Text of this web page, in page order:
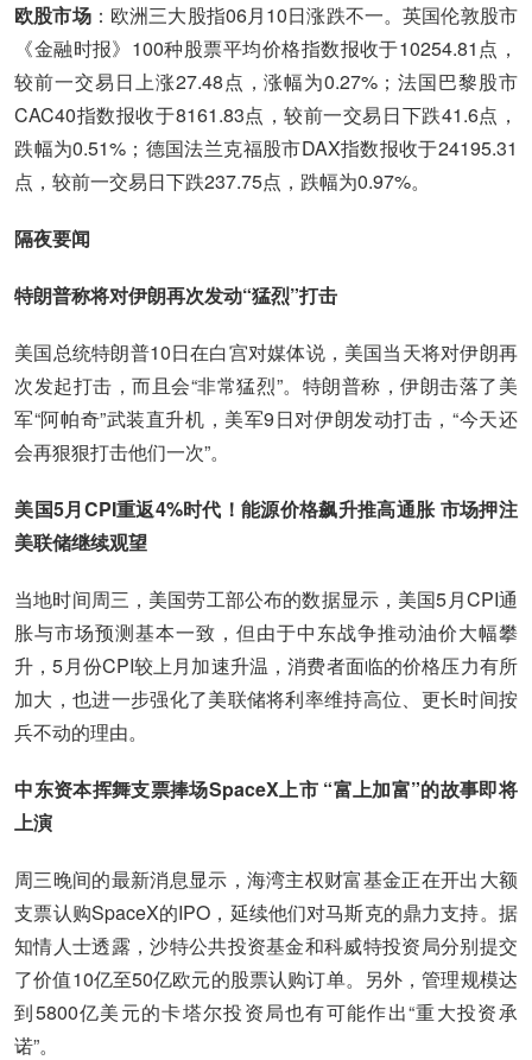
欧股市场：欧洲三大股指06月10日涨跌不一。英国伦敦股市
《金融时报》100种股票平均价格指数报收于10254.81点，
较前一交易日上涨27.48点，涨幅为0.27%；法国巴黎股市
CAC40指数报收于8161.83点，较前一交易日下跌41.6点，
跌幅为0.51%；德国法兰克福股市DAX指数报收于24195.31
点，较前一交易日下跌237.75点，跌幅为0.97%。
隔夜要闻
特朗普称将对伊朗再次发动“猛烈”打击
美国总统特朗普10日在白宫对媒体说，美国当天将对伊朗再
次发起打击，而且会“非常猛烈”。特朗普称，伊朗击落了美
军“阿帕奇”武装直升机，美军9日对伊朗发动打击，“今天还
会再狠狠打击他们一次”。
美国5月CPI重返4%时代！能源价格飙升推高通胀 市场押注
美联储继续观望
当地时间周三，美国劳工部公布的数据显示，美国5月CPI通
胀与市场预测基本一致，但由于中东战争推动油价大幅攀
升，5月份CPI较上月加速升温，消费者面临的价格压力有所
加大，也进一步强化了美联储将利率维持高位、更长时间按
兵不动的理由。
中东资本挥舞支票捧场SpaceX上市 “富上加富”的故事即将
上演
周三晚间的最新消息显示，海湾主权财富基金正在开出大额
支票认购SpaceX的IPO，延续他们对马斯克的鼎力支持。据
知情人士透露，沙特公共投资基金和科威特投资局分别提交
了价值10亿至50亿欧元的股票认购订单。另外，管理规模达
到5800亿美元的卡塔尔投资局也有可能作出“重大投资承
诺”。